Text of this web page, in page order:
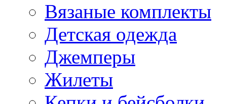
Вязаные комплекты
Детская одежда
Джемперы
Жилеты